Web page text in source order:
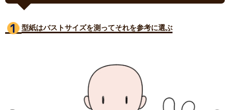
型紙はバストサイズを測ってそれを参考に選ぶ